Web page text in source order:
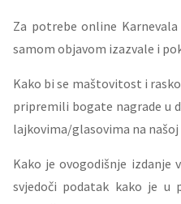
Za potrebe online
samom objavom izazvale i
Kako bi se maštovitost i
pripremili bogate nagrade u
lajkovima/glasovima na našoj
Kako je ovogodišnje izdanje
svjedoči podatak kako je u